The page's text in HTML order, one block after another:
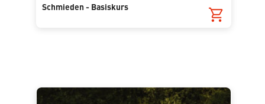
Schmieden - Basiskurs